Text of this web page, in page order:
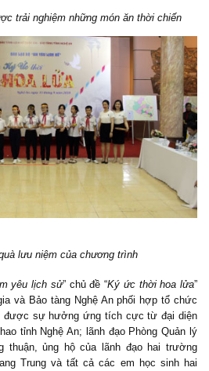
trải nghiệm những món ăn thời chiến
lưu niệm của chương trình
yêu lịch sử” chủ đề “Ký ức thời hoa lửa”
và Bảo tàng Nghệ An phối hợp tổ chức
được sự hưởng ứng tích cực từ đại diện
tỉnh Nghệ An; lãnh đạo Phòng Quản lý
thuận, ủng hộ của lãnh đạo hai trường
Trung và tất cả các em học sinh hai